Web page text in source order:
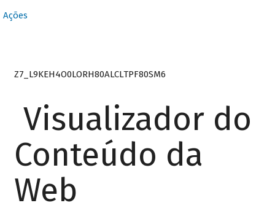
Ações
Z7_L9KEH4O0LORH80ALCLTPF80SM6
Visualizador do
Conteúdo da
Web